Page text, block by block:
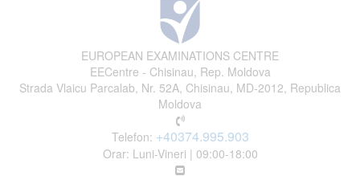
EUROPEAN EXAMINATIONS CENTRE
EECentre - Chisinau, Rep. Moldova
Strada Vlaicu Parcalab, Nr. 52A, Chisinau, MD-2012, Republica
Moldova
Telefon: +40374.995.903
Orar: Luni-Vineri | 09:00-18:00